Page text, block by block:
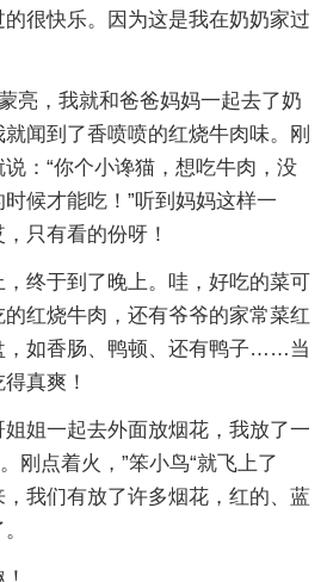
很快乐。因为这是我在奶奶家过
亮，我就和爸爸妈妈一起去了奶
闻到了香喷喷的红烧牛肉味。刚
：“你个小谗猫，想吃牛肉，没
候才能吃！”听到妈妈这样一
只有看的份呀！
终于到了晚上。哇，好吃的菜可
红烧牛肉，还有爷爷的家常菜红
，如香肠、鸭顿、还有鸭子……当
真爽！
姐一起去外面放烟花，我放了一
刚点着火，”笨小鸟“就飞上了
我们有放了许多烟花，红的、蓝